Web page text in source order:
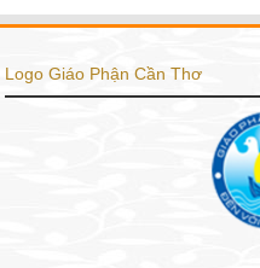
Logo Giáo Phận Cần Thơ